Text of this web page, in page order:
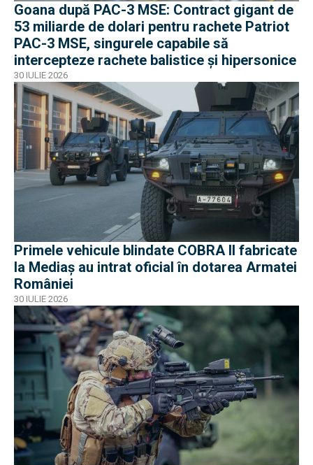
Goana după PAC-3 MSE: Contract gigant de
53 miliarde de dolari pentru rachete Patriot
PAC-3 MSE, singurele capabile să
intercepteze rachete balistice și hipersonice
30 IULIE 2026
Primele vehicule blindate COBRA II fabricate
la Mediaș au intrat oficial în dotarea Armatei
României
30 IULIE 2026